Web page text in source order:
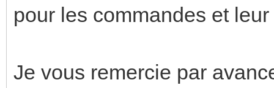
pour les commandes et
Je vous remercie par